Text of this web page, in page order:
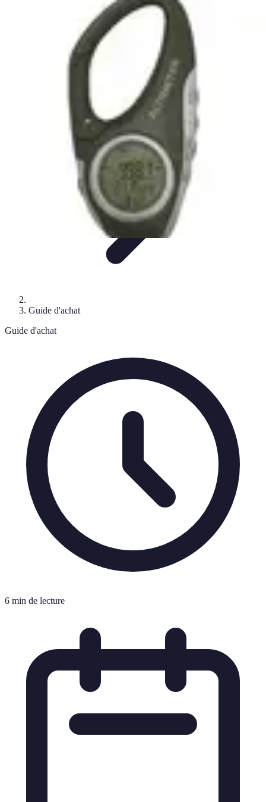
Sécurité technologique Photographie mobile
Informatique portable
Gadgets HiTech
Guide d'achat
Guide d'achat
6 min de lecture